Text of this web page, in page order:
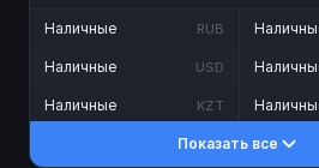
Наличные RUB
Наличные USD
Наличные KZT
Показать все